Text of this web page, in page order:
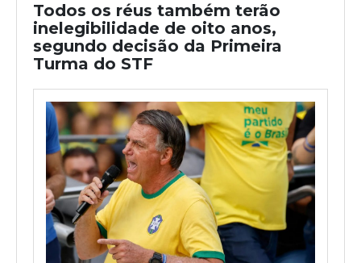
Todos os réus também terão
inelegibilidade de oito anos,
segundo decisão da Primeira
Turma do STF